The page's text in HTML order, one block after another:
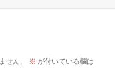
せん。 ※ が付いている欄は